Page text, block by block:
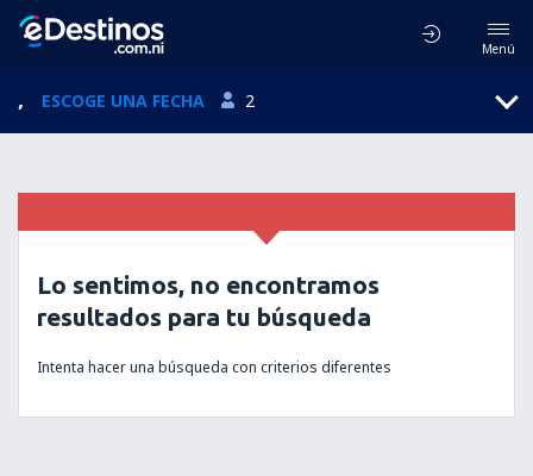
Menú
, ESCOGE UNA FECHA 2
Lo sentimos, no encontramos
resultados para tu búsqueda
Intenta hacer una búsqueda con criterios diferentes